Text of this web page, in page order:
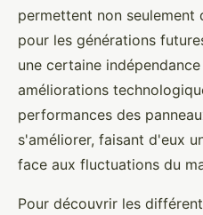
permettent non seulement
pour les générations
une certaine
améliorations
performances des
s'améliorer, faisant d'eux
face aux fluctuations du
Pour découvrir les